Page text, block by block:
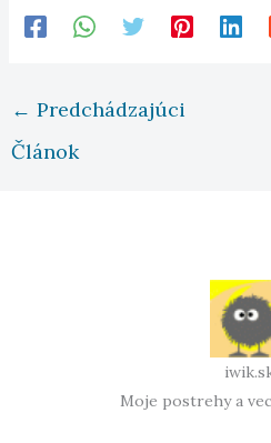
← Predchádzajúci
Článok
Moje postrehy a